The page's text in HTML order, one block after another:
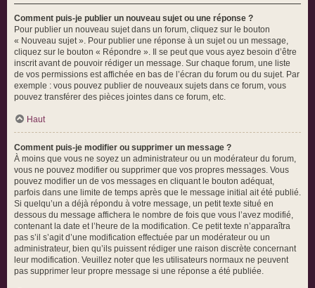
Comment puis-je publier un nouveau sujet ou une réponse ?
Pour publier un nouveau sujet dans un forum, cliquez sur le bouton
« Nouveau sujet ». Pour publier une réponse à un sujet ou un message,
cliquez sur le bouton « Répondre ». Il se peut que vous ayez besoin d’être
inscrit avant de pouvoir rédiger un message. Sur chaque forum, une liste
de vos permissions est affichée en bas de l’écran du forum ou du sujet. Par
exemple : vous pouvez publier de nouveaux sujets dans ce forum, vous
pouvez transférer des pièces jointes dans ce forum, etc.
Haut
Comment puis-je modifier ou supprimer un message ?
À moins que vous ne soyez un administrateur ou un modérateur du forum,
vous ne pouvez modifier ou supprimer que vos propres messages. Vous
pouvez modifier un de vos messages en cliquant le bouton adéquat,
parfois dans une limite de temps après que le message initial ait été publié.
Si quelqu’un a déjà répondu à votre message, un petit texte situé en
dessous du message affichera le nombre de fois que vous l’avez modifié,
contenant la date et l’heure de la modification. Ce petit texte n’apparaîtra
pas s’il s’agit d’une modification effectuée par un modérateur ou un
administrateur, bien qu’ils puissent rédiger une raison discrète concernant
leur modification. Veuillez noter que les utilisateurs normaux ne peuvent
pas supprimer leur propre message si une réponse a été publiée.